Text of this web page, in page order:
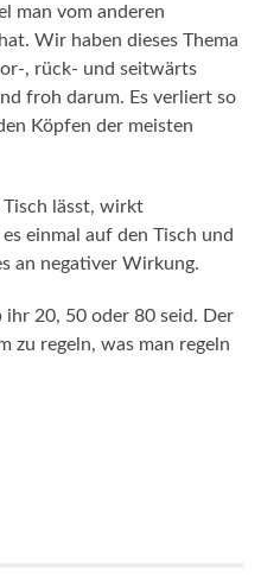
man vom anderen
Wir haben dieses Thema
, rück- und seitwärts
froh darum. Es verliert so
Köpfen der meisten
Tisch lässt, wirkt
einmal auf den Tisch und
an negativer Wirkung.
ihr 20, 50 oder 80 seid. Der
zu regeln, was man regeln